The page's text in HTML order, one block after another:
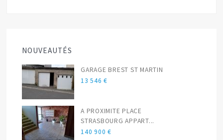
NOUVEAUTÉS
GARAGE BREST ST MARTIN
13 546 €
A PROXIMITE PLACE
STRASBOURG APPART...
140 900 €